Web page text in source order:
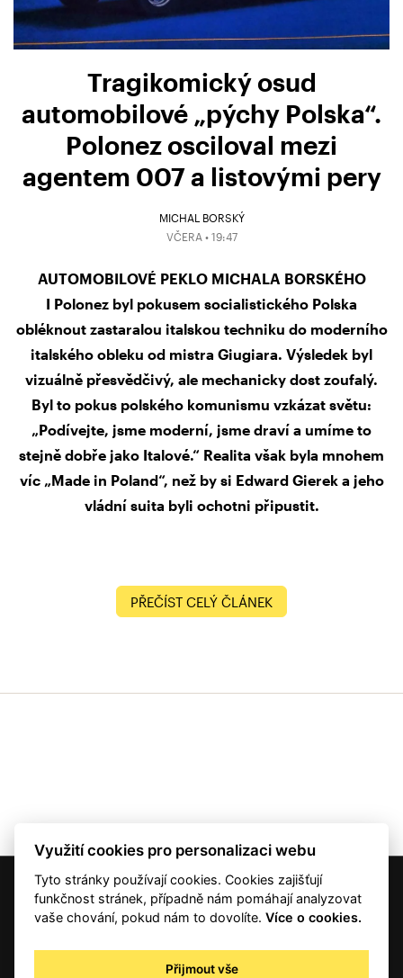
Tragikomický osud
automobilové „pýchy Polska“.
Polonez osciloval mezi
agentem 007 a listovými pery
MICHAL BORSKÝ
VČERA • 19:47
AUTOMOBILOVÉ PEKLO MICHALA BORSKÉHO
I Polonez byl pokusem socialistického Polska
obléknout zastaralou italskou techniku do moderního
italského obleku od mistra Giugiara. Výsledek byl
vizuálně přesvědčivý, ale mechanicky dost zoufalý.
Byl to pokus polského komunismu vzkázat světu:
„Podívejte, jsme moderní, jsme draví a umíme to
stejně dobře jako Italové.“ Realita však byla mnohem
víc „Made in Poland“, než by si Edward Gierek a jeho
vládní suita byli ochotni připustit.
PŘEČÍST CELÝ ČLÁNEK
© 2001 — 2026 Copyright CMI News a dodavatelé obsahu. |
Autorská práva
Zpracování osobních údajů - registrovaní a předplatitelé
Využití cookies pro personalizaci webu
Tyto stránky používají cookies. Cookies zajišťují
funkčnost stránek, případně nám pomáhají analyzovat
vaše chování, pokud nám to dovolíte.Více o cookies.
Přijmout vše